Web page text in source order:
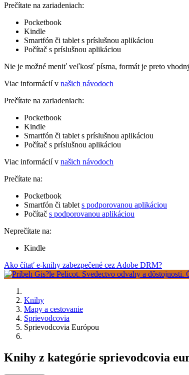
Prečítate na zariadeniach:
Pocketbook
Kindle
Smartfón či tablet s príslušnou aplikáciou
Počítač s príslušnou aplikáciou
Nie je možné meniť veľkosť písma, formát je preto
Viac informácií v našich návodoch
Prečítate na zariadeniach:
Pocketbook
Kindle
Smartfón či tablet s príslušnou aplikáciou
Počítač s príslušnou aplikáciou
Viac informácií v našich návodoch
Prečítate na:
Pocketbook
Smartfón či tablet s podporovanou aplikáciou
Počítač s podporovanou aplikáciou
Neprečítate na:
Kindle
Ako čítať e-knihy zabezpečené cez Adobe DRM?
Knihy
Mapy a cestovanie
Sprievodcovia
Sprievodcovia Európou
Knihy z kategórie sprievodcovia